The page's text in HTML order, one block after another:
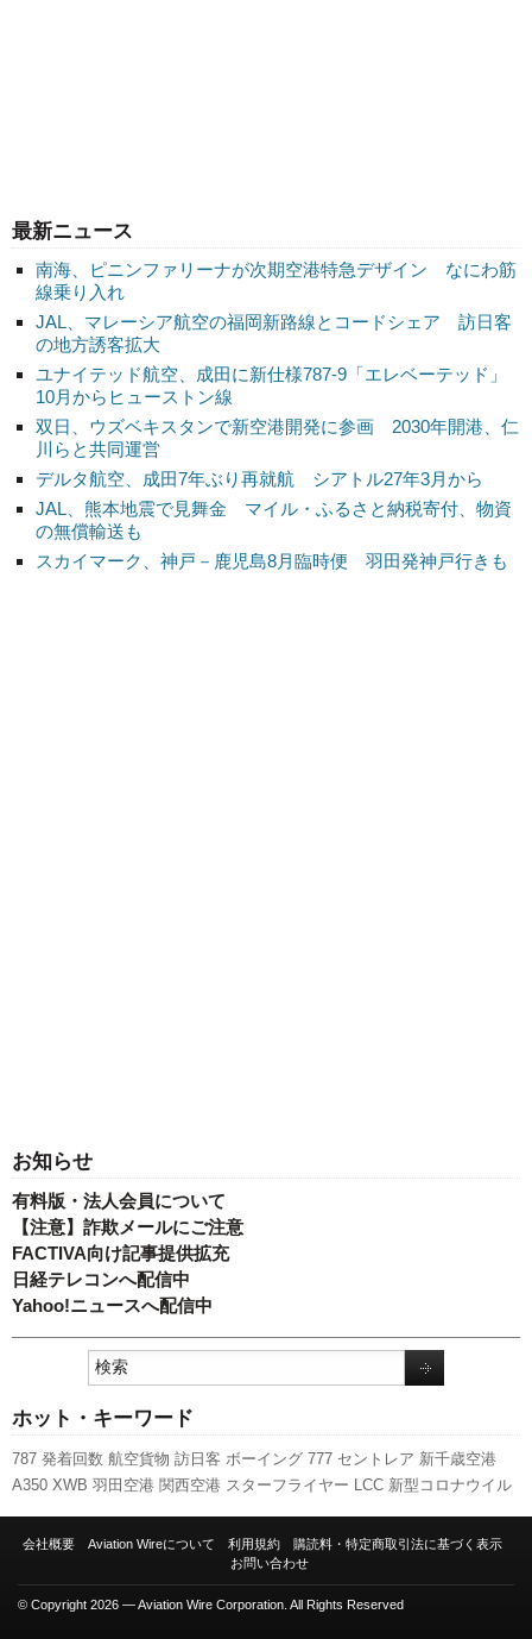
最新ニュース
南海、ピニンファリーナが次期空港特急デザイン なにわ筋
線乗り入れ
JAL、マレーシア航空の福岡新路線とコードシェア 訪日客
の地方誘客拡大
ユナイテッド航空、成田に新仕様787-9「エレベーテッド」
10月からヒューストン線
双日、ウズベキスタンで新空港開発に参画 2030年開港、仁
川らと共同運営
デルタ航空、成田7年ぶり再就航 シアトル27年3月から
JAL、熊本地震で見舞金 マイル・ふるさと納税寄付、物資
の無償輸送も
スカイマーク、神戸－鹿児島8月臨時便 羽田発神戸行きも
お知らせ
有料版・法人会員について
【注意】詐欺メールにご注意
FACTIVA向け記事提供拡充
日経テレコンへ配信中
Yahoo!ニュースへ配信中
ホット・キーワード
787 発着回数 航空貨物 訪日客 ボーイング 777 セントレア 新千歳空港
A350 XWB 羽田空港 関西空港 スターフライヤー LCC 新型コロナウイル
アビエーション
キャンペーン 成田空港 全日空 伊丹空港 客室乗務員 人事
ANAホールディングス 実績
旅客数 新路線
会社概要 Aviation Wireについて 利用規約
購読料・特定商取引法に基づく表示
お問い合わせ
© Copyright 2026 — Aviation Wire Corporation. All Rights Reserved